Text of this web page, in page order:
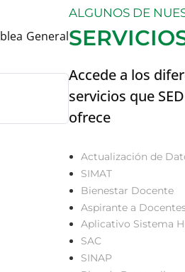
General
ALGUNOS DE
Accede a los
servicios que
ofrece
Actualización de
SIMAT
Bienestar Docente
Aspirante a
Aplicativo Sistema
SAC
SINAP